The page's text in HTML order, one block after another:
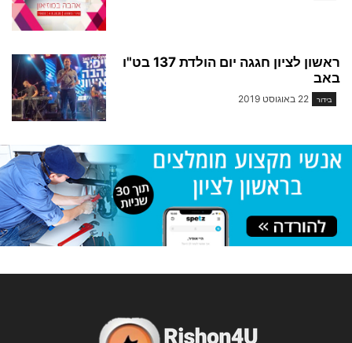
ראשון לציון חגגה יום הולדת 137 בט"ו
באב
בידור 22 באוגוסט 2019